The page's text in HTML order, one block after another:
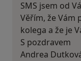
SMS jsem od
Věřím, že Vám
kolega a že je
S pozdravem
Andrea